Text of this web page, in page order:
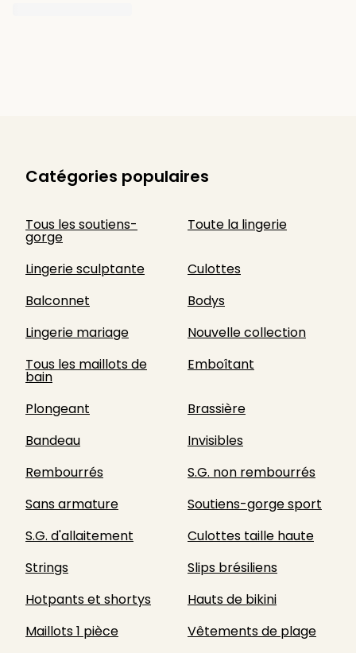
Catégories populaires
Tous les soutiens-
gorge
Toute la lingerie
Lingerie sculptante
Culottes
Balconnet
Bodys
Lingerie mariage
Nouvelle collection
Tous les maillots de
bain
Emboîtant
Plongeant
Brassière
Bandeau
Invisibles
Rembourrés
S.G. non rembourrés
Sans armature
Soutiens-gorge sport
S.G. d'allaitement
Culottes taille haute
Strings
Slips brésiliens
Hotpants et shortys
Hauts de bikini
Maillots 1 pièce
Vêtements de plage